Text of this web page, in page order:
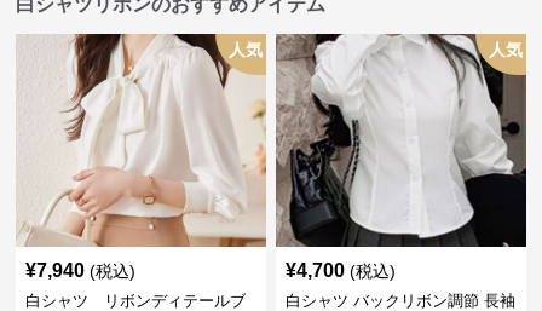
白シャツリボンのおすすめアイテム
人気
¥7,940 (税込)
白シャツ リボンディテールブ
人気
¥4,700 (税込)
白シャツ バックリボン調節 長袖